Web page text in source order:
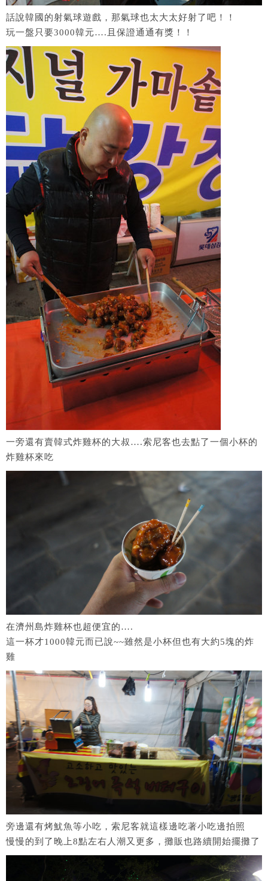
話說韓國的射氣球遊戲，那氣球也太大太好射了吧！！
玩一盤只要3000韓元….且保證通通有獎！！
一旁還有賣韓式炸雞杯的大叔….索尼客也去點了一個小杯的
炸雞杯來吃
在濟州島炸雞杯也超便宜的….
這一杯才1000韓元而已說~~雖然是小杯但也有大約5塊的炸
雞
旁邊還有烤魷魚等小吃，索尼客就這樣邊吃著小吃邊拍照
慢慢的到了晚上8點左右人潮又更多，攤販也路續開始擺攤了